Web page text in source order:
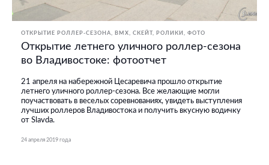
ОТКРЫТИЕ РОЛЛЕР-СЕЗОНА BMX, СКЕЙТ, РОЛИКИ ФОТО
Открытие летнего уличного роллер-сезона
во Владивостоке: фотоотчет
21 апреля на набережной Цесаревича прошло открытие
летнего уличного роллер-сезона. Все желающие могли
поучаствовать в веселых соревнованиях, увидеть выступления
лучших роллеров Владивостока и получить вкусную водичку
от Slavda.
24 апреля 2019 года